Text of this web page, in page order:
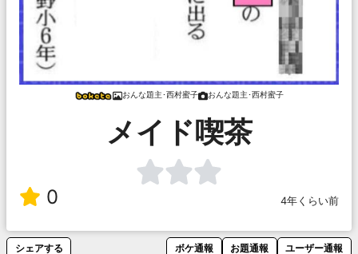
おんな題主･西村蜜子 おんな題主･西村蜜子
メイド喫茶
0 4年くらい前
シェアする ボケ通報 お題通報 ユーザー通報